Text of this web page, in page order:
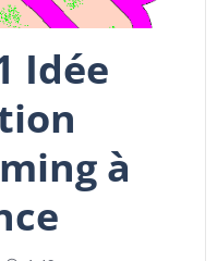
Idée
à